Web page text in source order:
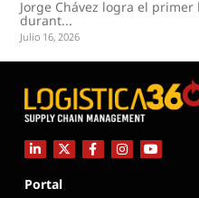
Jorge Chávez logra el
durant...
Julio 16, 2026
Portal